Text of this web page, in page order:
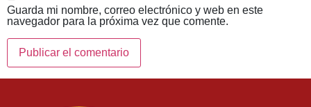
Guarda mi nombre, correo electrónico y web en este
navegador para la próxima vez que comente.